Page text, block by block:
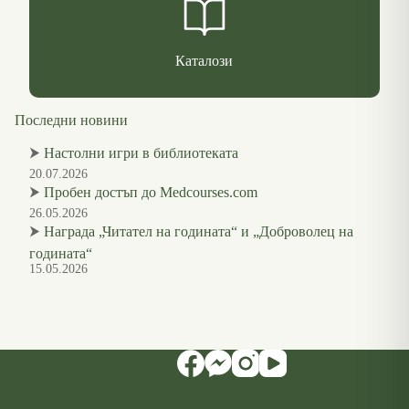
Каталози
Последни новини
⮞ Настолни игри в библиотеката
20.07.2026
⮞ Пробен достъп до Medcourses.com
26.05.2026
⮞ Награда „Читател на годината“ и „Доброволец на
годината“
15.05.2026